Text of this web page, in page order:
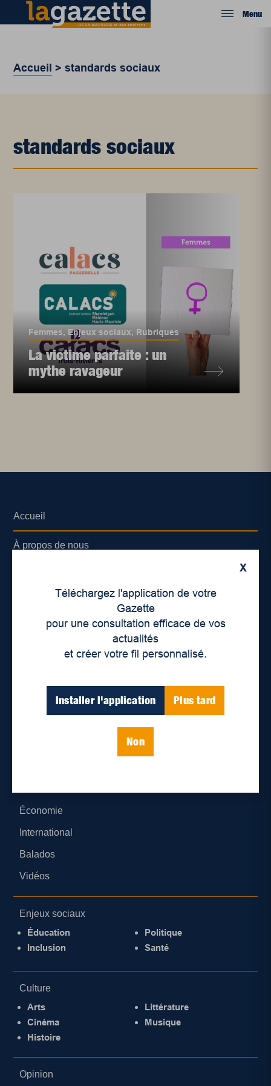
Menu
Accueil >standards sociaux
standards sociaux
Femmes, Enjeux sociaux, Rubriques
La victime parfaite : un
mythe ravageur
X
Téléchargez l'application de votre
Gazette
pour une consultation efficace de vos
actualités
et créer votre fil personnalisé.
Installer l'application Plus tard
Non
Accueil
À propos de nous
Lieux de distribution
Économie
International
Balados
Vidéos
Enjeux sociaux
Éducation
Inclusion
Politique
Santé
Culture
Arts
Cinéma
Histoire
Littérature
Musique
Opinion